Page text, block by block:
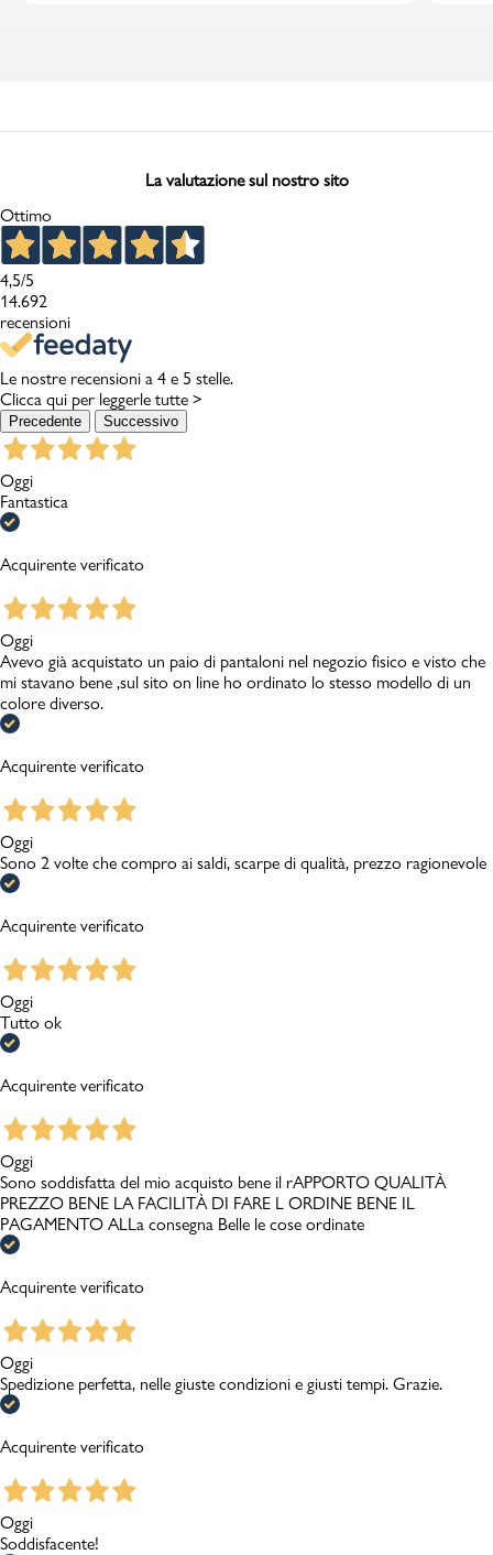
La valutazione sul nostro sito
Ottimo
4,5/5
14.692
recensioni
Le nostre recensioni a 4 e 5 stelle.
Clicca qui per leggerle tutte >
Precedente Successivo
Oggi
Fantastica
Acquirente verificato
Oggi
Avevo già acquistato un paio di pantaloni nel negozio fisico e visto che
mi stavano bene ,sul sito on line ho ordinato lo stesso modello di un
colore diverso.
Acquirente verificato
Oggi
Sono 2 volte che compro ai saldi, scarpe di qualità, prezzo ragionevole
Acquirente verificato
Oggi
Tutto ok
Acquirente verificato
Oggi
Sono soddisfatta del mio acquisto bene il rAPPORTO QUALITÀ
PREZZO BENE LA FACILITÀ DI FARE L ORDINE BENE IL
PAGAMENTO ALLa consegna Belle le cose ordinate
Acquirente verificato
Oggi
Spedizione perfetta, nelle giuste condizioni e giusti tempi. Grazie.
Acquirente verificato
Oggi
Soddisfacente!